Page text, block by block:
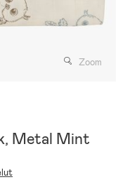
Zoom
Metal Mint